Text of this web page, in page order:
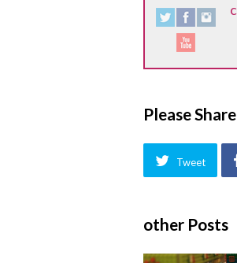
Please
Tweet
other Posts